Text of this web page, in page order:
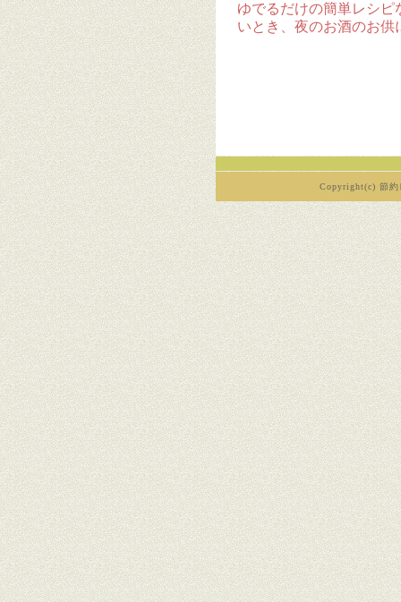
ゆでるだけの簡単レシ
いとき、夜のお酒のお供
Copyright(c) 節